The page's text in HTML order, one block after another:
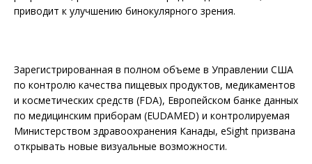
приводит к улучшению бинокулярного зрения.
Зарегистрированная в полном объеме в Управлении США
по контролю качества пищевых продуктов, медикаментов
и косметических средств (FDA), Европейском банке данных
по медицинским приборам (EUDAMED) и контролируемая
Министерством здравоохранения Канады, eSight призвана
открывать новые визуальные возможности.